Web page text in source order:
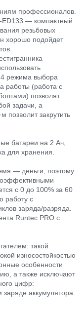
профессионалов.
ED133 — компактный
резьбовых
хорошо подойдет
4 режима выбора
работы (работа с
позволят
задачи, а
позволит закрутить
батареи на 2 Ач,
для хранения.
— деньги, поэтому
с 0 до 100% за 60
работу с
заряда/разряда.
Runtec PRO с
такой
износостойкостью
особенности
а также исключают
цифр:
аккумулятора.